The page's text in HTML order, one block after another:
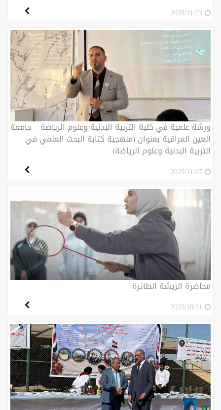
2025/11/23
ورشة علمية في كلية التربية البدنية وعلوم الرياضة – جامعة
العين العراقية بعنوان (منهجية كتابة البحث العلمي في
التربية البدنية وعلوم الرياضة)
2025/11/07
محاضرة الريشة الطائرة
2025/10/31